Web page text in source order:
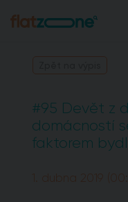
#95 Devět z
domácností
faktorem
1. dubna 2019